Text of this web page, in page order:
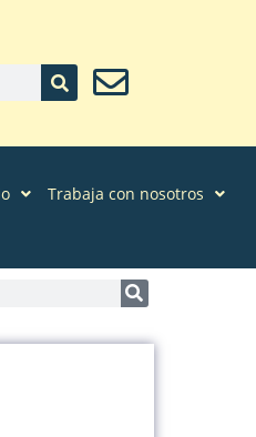
Trabaja con nosotros